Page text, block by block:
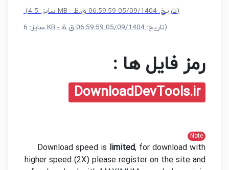
1.rar (سایز: 4.5 MB - تاریخ: 05/09/1404 06:59:59 ق.ظ)
(سایز: 912.6 KB - تاریخ: 05/09/1404 06:59:59 ق.ظ)
رمز فایل ها :
DownloadDevTools.ir
Note
Download speed is limited, for download with
higher speed (2X) please register on the site and